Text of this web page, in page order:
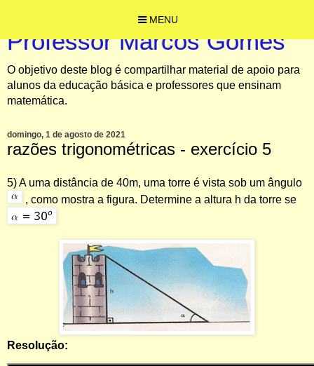
MENU
Professor Marcos Gomes
O objetivo deste blog é compartilhar material de apoio para
alunos da educação básica e professores que ensinam
matemática.
domingo, 1 de agosto de 2021
razões trigonométricas - exercício 5
5) A uma distância de 40m, uma torre é vista sob um ângulo
, como mostra a figura. Determine a altura h da torre se
Resolução: